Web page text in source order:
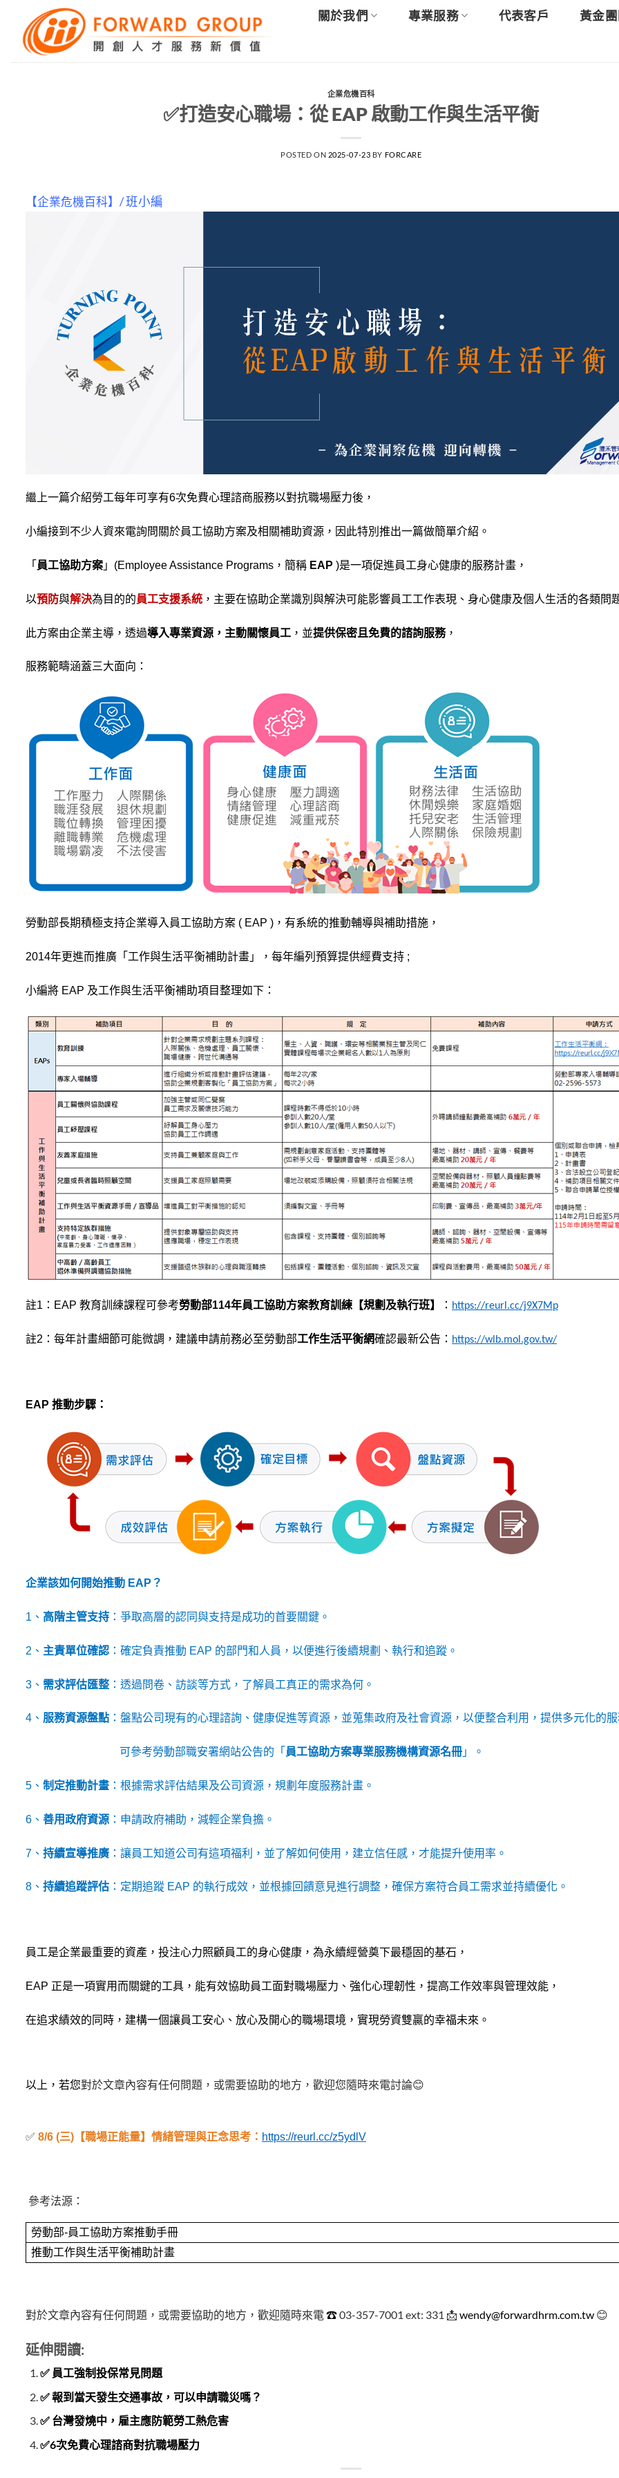
content
關於我們 專業服務 代表客戶 黃金
企業危機百科
✅打造安心職場：從 EAP 啟動工作與生活平衡
POSTED ON 2025-07-23 BY FORCARE
【企業危機百科】/班小編
繼上一篇介紹勞工每年可享有6次免費心理諮商服務以對抗職場壓力後，
小編接到不少人資來電詢問關於員工協助方案及相關補助資源，因此特別推出一篇做簡單介紹。
「 員工協助方案 」(Employee Assistance Programs，簡稱 EAP )是一項促進員工身心健康的服務計畫，
以預防與解決為目的的員工支援系統 ，主要在協助企業識別與解決可能影響員工工作表現、身心健康及個人生活的各類問
此方案由企業主導，透過導入專業資源，主動關懷員工 ，並提供保密且免費的諮詢服務，
服務範疇涵蓋三大面向：
勞動部長期積極支持企業導入員工協助方案 ( EAP )，有系統的推動輔導與補助措施，
2014年更進而推廣「工作與生活平衡補助計畫」，每年編列預算提供經費支持 ;
小編將 EAP 及工作與生活平衡補助項目整理如下：
註1：EAP 教育訓練課程可參考勞動部114年員工協助方案教育訓練【規劃及執行班】 ： https://reurl.cc/j9X7Mp
註2 ：每年計畫細節可能微調，建議申請前務必至勞動部工作生活平衡網確認最新公告： https://wlb.mol.gov.tw/
EAP 推動步驟：
企業該如何開始推動 EAP？
1 、 高階主管支持 ：爭取高層的認同與支持是成功的首要關鍵。
2 、 主責單位確認 ：確定負責推動 EAP 的部門和人員，以便進行後續規劃、執行和追蹤。
3 、 需求評估匯整 ：透過問卷、訪談等方式，了解員工真正的需求為何。
4 、 服務資源盤點 ：盤點公司現有的心理諮詢、健康促進等資源，並蒐集政府及社會資源，以便整合利用，提供多元化的
可參考勞動部職安署網站公告的「 員工協助方案專業服務機構資源名冊 」。
5 、 制定推動計畫 ：根據需求評估結果及公司資源，規劃年度服務計畫。
6 、 善用政府資源 ：申請政府補助，減輕企業負擔。
7 、 持續宣導推廣 ：讓員工知道公司有這項福利，並了解如何使用，建立信任感，才能提升使用率。
8 、 持續追蹤評估 ：定期追蹤 EAP 的執行成效，並根據回饋意見進行調整，確保方案符合員工需求並持續優化。
員工是企業最重要的資產，投注心力照顧員工的身心健康，為永續經營奠下最穩固的基石，
EAP 正是一項實用而關鍵的工具，能有效協助員工面對職場壓力、強化心理韌性，提高工作效率與管理效能，
在追求績效的同時，建構一個讓員工安心、放心及開心的職場環境，實現勞資雙贏的幸福未來。
以上，若您對於文章內容有任何問題，或需要協助的地方，歡迎您隨時來電討論😊
✅ 8/6 (三)【職場正能量】情緒管理與正念思考： https://reurl.cc/z5ydlV
參考法源：
勞動部-員工協助方案推動手冊
推動工作與生活平衡補助計畫
對於文章內容有任何問題，或需要協助的地方，歡迎隨時來電☎03-357-7001 ext: 331 📩 wendy@forwardhrm.com.tw 😊
延伸閱讀:
✅ 員工強制投保常見問題
✅ 報到當天發生交通事故，可以申請職災嗎？
✅ 台灣發燒中，雇主應防範勞工熱危害
✅6次免費心理諮商對抗職場壓力